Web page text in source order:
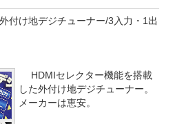
付け地デジチューナー/3入力・1出
HDMIセレクター機能を搭載
した外付け地デジチューナー。
メーカーは恵安。